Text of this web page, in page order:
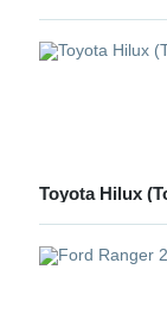
Toyota Hilux